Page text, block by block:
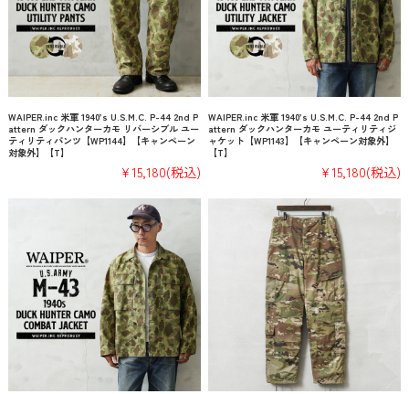
WAIPER.inc 米軍 1940’s U.S.M.C. P-44 2nd P
attern ダックハンターカモ リバーシブル ユー
ティリティパンツ【WP1144】【キャンペーン
対象外】【T】
¥15,180(税込)
WAIPER.inc 米軍 1940’s U.S.M.C. P-44 2nd P
attern ダックハンターカモ ユーティリティジ
ャケット【WP1143】【キャンペーン対象外】
【T】
¥15,180(税込)